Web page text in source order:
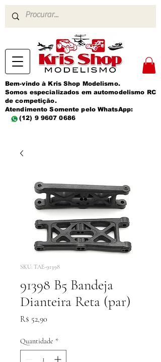
Bem-vindo à Kris Shop Modelismo.
Somos especializados em automodelismo RC
de competição.
Atendimento Somente pelo WhatsApp:
(12) 9 9607 0686
SKU: TAE-91398
91398 B5 Bandeja
Dianteira Reta (par)
R$ 52,90
Quantidade *